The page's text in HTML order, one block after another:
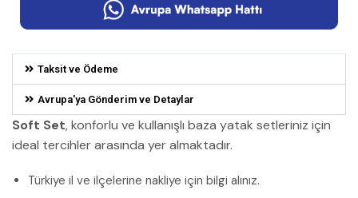
Taksit ve Ödeme
Avrupa'ya Gönderim ve Detaylar
Soft Set, konforlu ve kullanışlı baza yatak setleriniz için
ideal tercihler arasında yer almaktadır.
Türkiye il ve ilçelerine nakliye için bilgi alınız.